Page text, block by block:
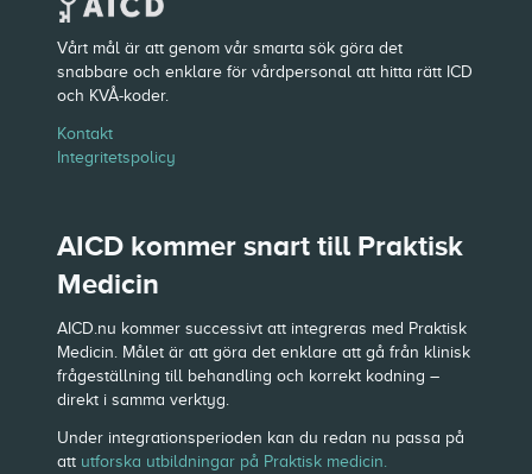
Vårt mål är att genom vår smarta sök göra det
snabbare och enklare för vårdpersonal att hitta rätt ICD
och KVÅ-koder.
Kontakt
Integritetspolicy
AICD kommer snart till Praktisk
Medicin
AICD.nu kommer successivt att integreras med Praktisk
Medicin. Målet är att göra det enklare att gå från klinisk
frågeställning till behandling och korrekt kodning –
direkt i samma verktyg.
Under integrationsperioden kan du redan nu passa på
att utforska utbildningar på Praktisk medicin.